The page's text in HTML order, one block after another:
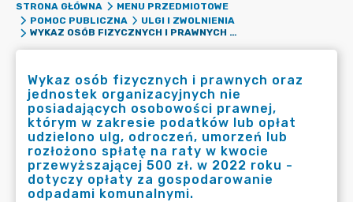
STRONA GŁÓWNA
MENU PRZEDMIOTOWE
POMOC PUBLICZNA
ULGI I ZWOLNIENIA
WYKAZ OSÓB FIZYCZNYCH I PRAWNYCH ORAZ JEDNOSTEK ORGANIZACYJNYCH NIE POSIADAJĄCYCH OSOBOWOŚCI PRAWNEJ, KTÓRYM W ZAKRESIE PODATKÓW LUB OPŁAT UDZIELONO ULG, ODROCZEŃ, UMORZEŃ LUB ROZŁOŻONO SPŁATĘ NA RATY W KWOCIE PRZEWYŻSZAJĄCEJ 500 ZŁ. W 2022 ROKU - DOTYCZY OPŁATY ZA GOSPODAROWANIE ODPADAMI KOMUNALNYMI.
Wykaz osób fizycznych i prawnych oraz
jednostek organizacyjnych nie
posiadających osobowości prawnej,
którym w zakresie podatków lub opłat
udzielono ulg, odroczeń, umorzeń lub
rozłożono spłatę na raty w kwocie
przewyższającej 500 zł. w 2022 roku -
dotyczy opłaty za gospodarowanie
odpadami komunalnymi.